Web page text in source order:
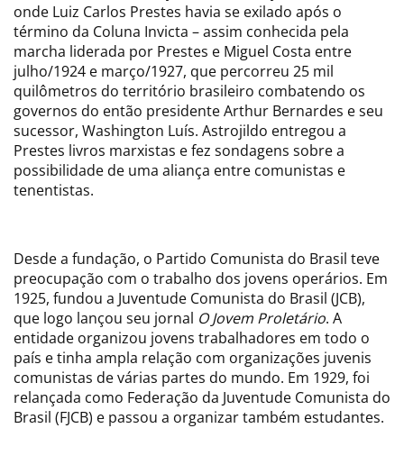
onde Luiz Carlos Prestes havia se exilado após o
término da Coluna Invicta – assim conhecida pela
marcha liderada por Prestes e Miguel Costa entre
julho/1924 e março/1927, que percorreu 25 mil
quilômetros do território brasileiro combatendo os
governos do então presidente Arthur Bernardes e seu
sucessor, Washington Luís. Astrojildo entregou a
Prestes livros marxistas e fez sondagens sobre a
possibilidade de uma aliança entre comunistas e
tenentistas.
Desde a fundação, o Partido Comunista do Brasil teve
preocupação com o trabalho dos jovens operários. Em
1925, fundou a Juventude Comunista do Brasil (JCB),
que logo lançou seu jornal O Jovem Proletário. A
entidade organizou jovens trabalhadores em todo o
país e tinha ampla relação com organizações juvenis
comunistas de várias partes do mundo. Em 1929, foi
relançada como Federação da Juventude Comunista do
Brasil (FJCB) e passou a organizar também estudantes.